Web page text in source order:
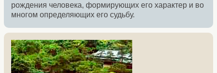
рождения человека, формирующих его характер и во
многом определяющих его судьбу.